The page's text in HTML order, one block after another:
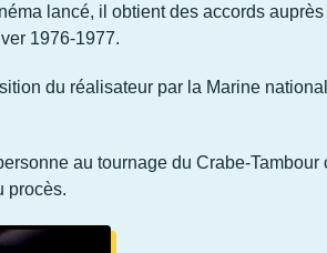
lancé, il obtient des accords
1976-1977.
du réalisateur par la Marine
au tournage du Crabe-
procès.